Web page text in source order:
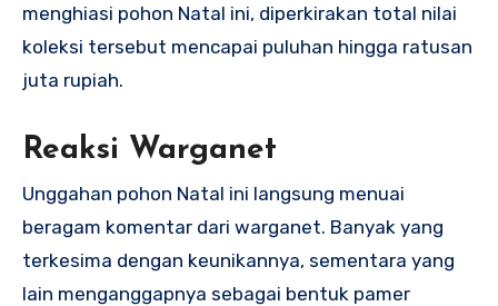
menghiasi pohon Natal ini, diperkirakan total nilai
koleksi tersebut mencapai puluhan hingga ratusan
juta rupiah.
Reaksi Warganet
Unggahan pohon Natal ini langsung menuai
beragam komentar dari warganet. Banyak yang
terkesima dengan keunikannya, sementara yang
lain menganggapnya sebagai bentuk pamer